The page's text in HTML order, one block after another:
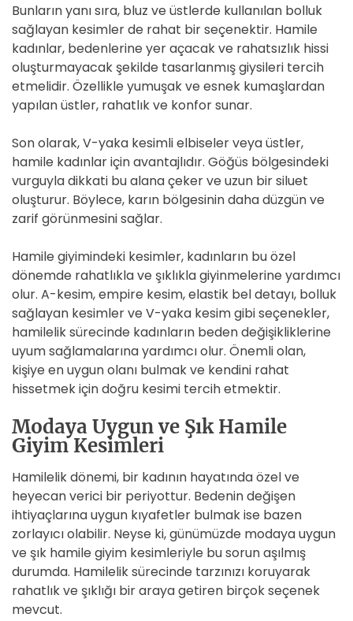
Bunların yanı sıra, bluz ve üstlerde kullanılan bolluk
sağlayan kesimler de rahat bir seçenektir. Hamile
kadınlar, bedenlerine yer açacak ve rahatsızlık hissi
oluşturmayacak şekilde tasarlanmış giysileri tercih
etmelidir. Özellikle yumuşak ve esnek kumaşlardan
yapılan üstler, rahatlık ve konfor sunar.
Son olarak, V-yaka kesimli elbiseler veya üstler,
hamile kadınlar için avantajlıdır. Göğüs bölgesindeki
vurguyla dikkati bu alana çeker ve uzun bir siluet
oluşturur. Böylece, karın bölgesinin daha düzgün ve
zarif görünmesini sağlar.
Hamile giyimindeki kesimler, kadınların bu özel
dönemde rahatlıkla ve şıklıkla giyinmelerine yardımcı
olur. A-kesim, empire kesim, elastik bel detayı, bolluk
sağlayan kesimler ve V-yaka kesim gibi seçenekler,
hamilelik sürecinde kadınların beden değişikliklerine
uyum sağlamalarına yardımcı olur. Önemli olan,
kişiye en uygun olanı bulmak ve kendini rahat
hissetmek için doğru kesimi tercih etmektir.
Modaya Uygun ve Şık Hamile
Giyim Kesimleri
Hamilelik dönemi, bir kadının hayatında özel ve
heyecan verici bir periyottur. Bedenin değişen
ihtiyaçlarına uygun kıyafetler bulmak ise bazen
zorlayıcı olabilir. Neyse ki, günümüzde modaya uygun
ve şık hamile giyim kesimleriyle bu sorun aşılmış
durumda. Hamilelik sürecinde tarzınızı koruyarak
rahatlık ve şıklığı bir araya getiren birçok seçenek
mevcut.